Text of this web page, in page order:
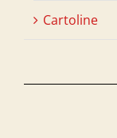
Cartoline